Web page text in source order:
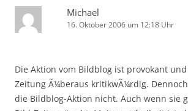
Michael
16. Oktober 2006 um 12:18 Uhr
Die Aktion vom Bildblog ist provokant
Zeitung Ã¼beraus kritikwÃ¼rdig.
die Bildblog-Aktion nicht. Auch wenn sie